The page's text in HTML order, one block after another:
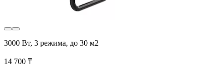
3000 Вт, 3 режима, до 30 м2
14 700 ₸